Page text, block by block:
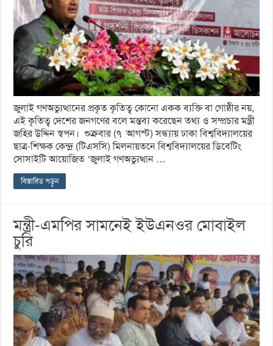
জুলাই গণঅভ্যুত্থানের প্রকৃত কৃতিত্ব কোনো একক ব্যক্তি বা গোষ্ঠীর নয়,
এই কৃতিত্ব দেশের জনগণের বলে মন্তব্য করেছেন তথ্য ও সম্প্রচার মন্ত্রী
জহির উদ্দিন স্বপন। শুক্রবার (৭ আগস্ট) সন্ধ্যায় ঢাকা বিশ্ববিদ্যালয়ের
ছাত্র-শিক্ষক কেন্দ্র (টিএসসি) মিলনায়তনে বিশ্ববিদ্যালয়ের ডিবেটিং
সোসাইটি আয়োজিত ‘জুলাই গণঅভ্যুত্থান …
বিস্তারিত পড়ুন
মন্ত্রী-এমপির সামনেই ইউএনওর মোবাইল
চুরি